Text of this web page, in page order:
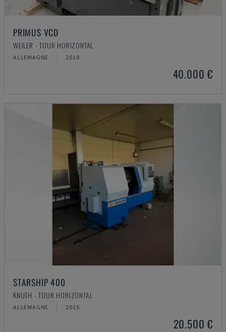
PRIMUS VCD
WEILER - TOUR HORIZONTAL
ALLEMAGNE 2018
40.000 €
STARSHIP 400
KNUTH - TOUR HORIZONTAL
ALLEMAGNE 2015
20.500 €